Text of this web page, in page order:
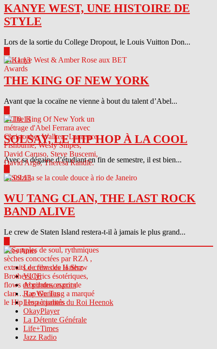
KANYE WEST, UNE HISTOIRE DE
STYLE
Lors de la sortie du College Dropout, le Louis Vuitton Don...
04.11.13
THE KING OF NEW YORK
Avant que la cocaïne ne vienne à bout du talent d’Abel...
04.10.13
SOLSAY, LE HIP HOP À LA COOL
Avec sa dégaine d’étudiant en fin de semestre, il est bien...
04.09.13
WU TANG CLAN, THE LAST ROCK
BAND ALIVE
Le crew de Staten Island restera-t-il à jamais le plus grand...
Sites Amis
Le crew des Haterz
VICE
Abcdrduson.com
Rap Genius
Les actualités du Roi Heenok
OkayPlayer
La Détente Générale
Life+Times
Jazz Radio